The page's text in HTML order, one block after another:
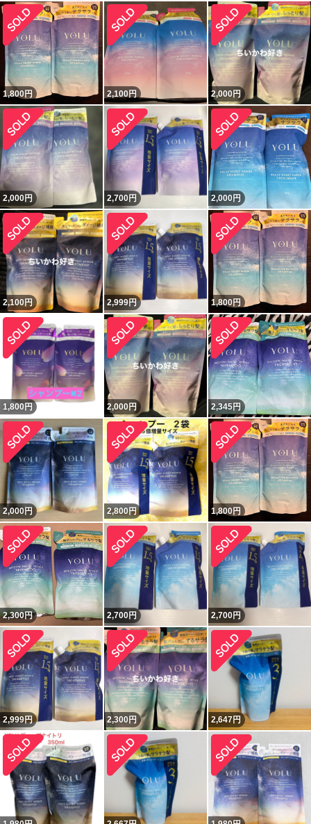
1,800円 2,100円 2,000円
2,000円 2,700円 2,000円
2,100円 2,999円 1,800円
1,800円 2,000円 2,345円
2,000円 2,800円 1,800円
2,300円 2,700円 2,700円
2,999円 2,300円 2,647円